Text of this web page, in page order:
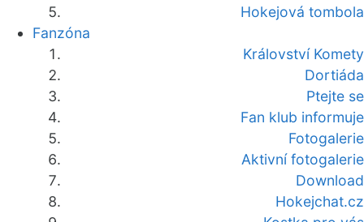
Hokejová tombola
Fanzóna
Království Komety
Dortiáda
Ptejte se
Fan klub informuje
Fotogalerie
Aktivní fotogalerie
Download
Hokejchat.cz